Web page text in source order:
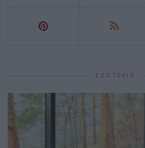
EZOTÉRIA